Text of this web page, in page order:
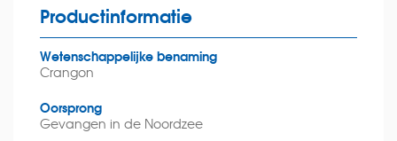
Productinformatie
Wetenschappelijke benaming
Crangon
Oorsprong
Gevangen in de Noordzee